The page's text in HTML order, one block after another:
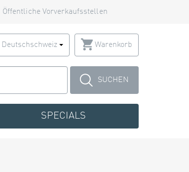
Öffentliche Vorverkaufsstellen
Deutschschweiz Warenkorb
SUCHEN
SPECIALS